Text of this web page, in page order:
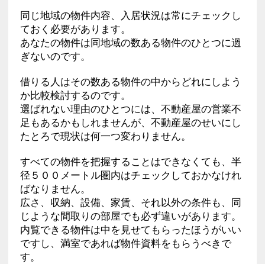
同じ地域の物件内容、入居状況は常にチェックし
ておく必要があります。
あなたの物件は同地域の数ある物件のひとつに過
ぎないのです。
借りる人はその数ある物件の中からどれにしよう
か比較検討するのです。
選ばれない理由のひとつには、不動産屋の営業不
足もあるかもしれませんが、不動産屋のせいにし
たとろで現状は何一つ変わりません。
すべての物件を把握することはできなくても、半
径５００メートル圏内はチェックしておかなけれ
ばなりません。
広さ、収納、設備、家賃、それ以外の条件も、同
じような間取りの部屋でも必ず違いがあります。
内覧できる物件は中を見せてもらったほうがいい
ですし、満室であれば物件資料をもらうべきで
す。